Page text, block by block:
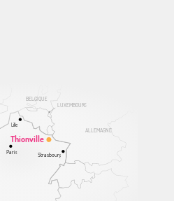
ALLEMAGNE
BELGIQUE
LUXEMBOURG
Thionville
Lille
Paris Strasbourg